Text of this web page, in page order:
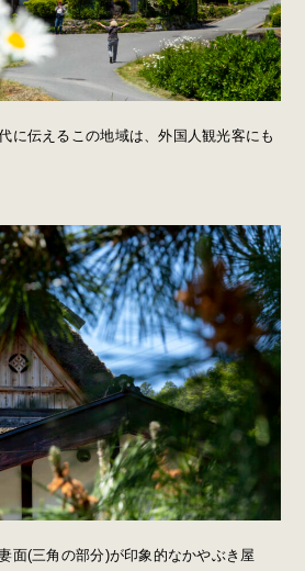
に伝えるこの地域は、外国人観光客にも
面(三角の部分)が印象的なかやぶき屋